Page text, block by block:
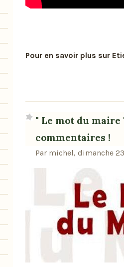
Pour en savoir plus sur
" Le mot du
commentaires !
Par michel, dimanche